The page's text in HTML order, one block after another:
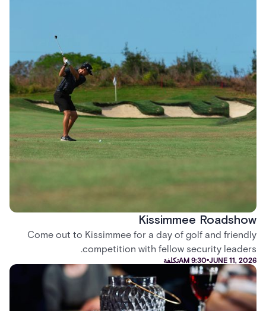
Kissimmee Roadshow
Come out to Kissimmee for a day of golf and friendly
competition with fellow security leaders.
JUNE 11, 2026
9:30 AM تكلفة